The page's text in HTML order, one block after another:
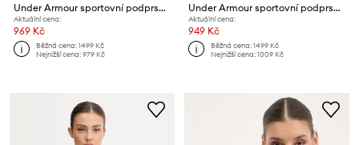
Under Armour sportovní podprsenka Vanish Seamless
Aktuální cena:
969 Kč
Běžná cena:1499 Kč
Nejnižší cena:979 Kč
Under Armour sportovní podprsenka Infinity
Aktuální cena:
949 Kč
Běžná cena:1499 Kč
Nejnižší cena:1009 Kč